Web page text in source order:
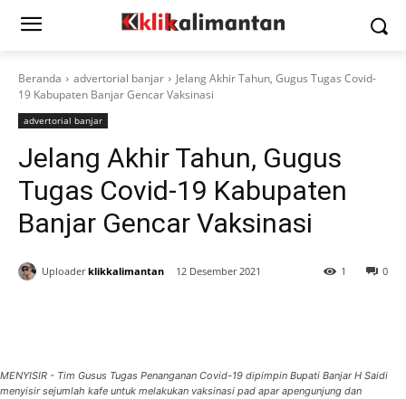
Beranda advertorial banjar
Jelang Akhir Tahun, Gugus Tugas Covid-
19 Kabupaten Banjar Gencar Vaksinasi
advertorial banjar
Jelang Akhir Tahun, Gugus
Tugas Covid-19 Kabupaten
Banjar Gencar Vaksinasi
Uploader klikkalimantan 12 Desember 2021 0
1
MENYISIR - Tim Gusus Tugas Penanganan Covid-19 dipimpin Bupati Banjar H Saidi
menyisir sejumlah kafe untuk melakukan vaksinasi pad apar apengunjung dan